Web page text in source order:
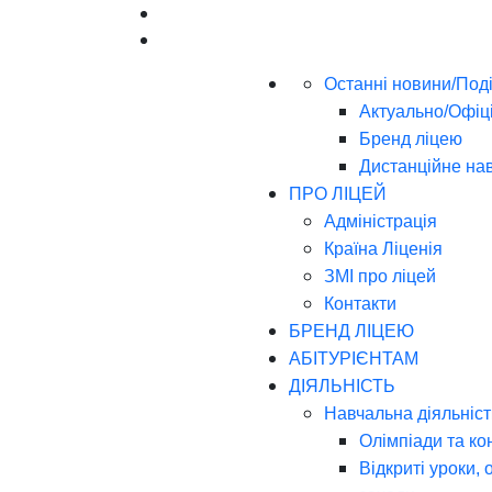
Останні новини/
Актуально/
Бренд ліцею
Дистанційне
ПРО ЛІЦЕЙ
Адміністрація
Країна Ліценія
ЗМІ про ліцей
Контакти
БРЕНД ЛІЦЕЮ
АБІТУРІЄНТАМ
ДІЯЛЬНІСТЬ
Навчальна
Олімпіади та
Відкриті уроки,